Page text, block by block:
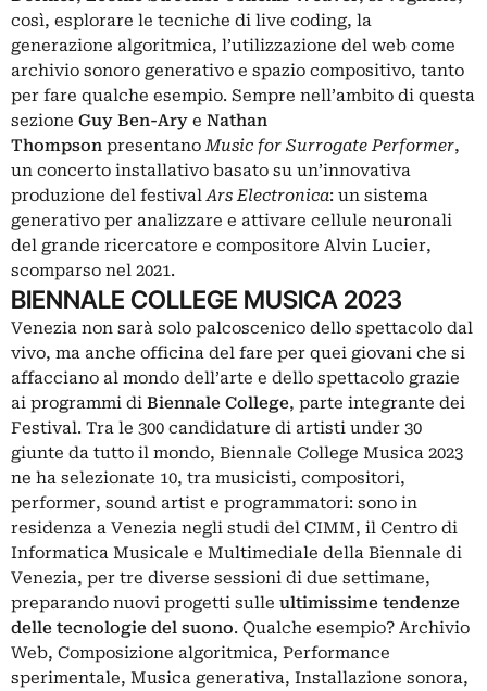
così, esplorare le tecniche di live coding, la
generazione algoritmica, l’utilizzazione del web come
archivio sonoro generativo e spazio compositivo, tanto
per fare qualche esempio. Sempre nell’ambito di questa
sezione Guy Ben-Ary e Nathan
Thompson presentanoMusic for Surrogate Performer,
un concerto installativo basato su un’innovativa
produzione del festivalArs Electronica: un sistema
generativo per analizzare e attivare cellule neuronali
del grande ricercatore e compositore Alvin Lucier,
scomparso nel 2021.
BIENNALE COLLEGE MUSICA 2023
Venezia non sarà solo palcoscenico dello spettacolo dal
vivo, ma anche officina del fare per quei giovani che si
affacciano al mondo dell’arte e dello spettacolo grazie
ai programmi di Biennale College, parte integrante dei
Festival. Tra le 300 candidature di artisti under 30
giunte da tutto il mondo, Biennale College Musica 2023
ne ha selezionate 10, tra musicisti, compositori,
performer, sound artist e programmatori: sono in
residenza a Venezia negli studi del CIMM, il Centro di
Informatica Musicale e Multimediale della Biennale di
Venezia, per tre diverse sessioni di due settimane,
preparando nuovi progetti sulle ultimissime tendenze
delle tecnologie del suono. Qualche esempio? Archivio
Web, Composizione algoritmica, Performance
sperimentale, Musica generativa, Installazione sonora,